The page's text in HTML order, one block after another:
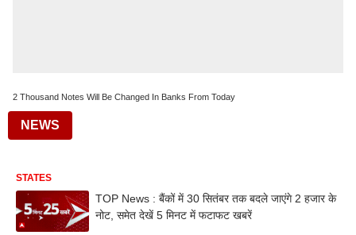
2 Thousand Notes Will Be Changed In Banks From Today
NEWS
STATES
TOP News : बैंकों में 30 सितंबर तक बदले जाएंगे 2 हजार के
नोट, समेत देखें 5 मिनट में फटाफट खबरें